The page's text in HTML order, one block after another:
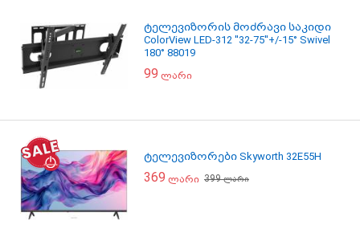
ტელევიზორის მოძრავი საკიდი
ColorView LED-312 ''32-75''+/-15° Swivel
180° 88019
99 ლარი
ტელევიზორები Skyworth 32E55H
369 ლარი 399ლარი